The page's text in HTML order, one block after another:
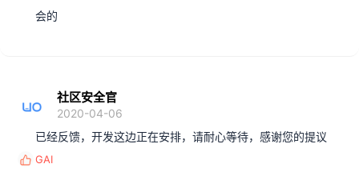
会的
社区安全官
2020-04-06
已经反馈，开发这边正在安排，请耐心等待，感谢您的提议
反 GAI